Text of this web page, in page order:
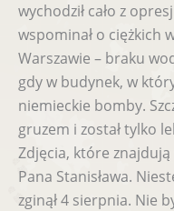
wychodził cało z
wspominał o ciężkich
Warszawie – braku
gdy w budynek, w
niemieckie bomby.
gruzem i został tylko
Zdjęcia, które znajdują
Pana Stanisława.
zginął 4 sierpnia. Nie